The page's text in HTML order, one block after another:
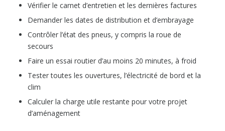
Vérifier le carnet d’entretien et les dernières factures
Demander les dates de distribution et d’embrayage
Contrôler l’état des pneus, y compris la roue de
secours
Faire un essai routier d’au moins 20 minutes, à froid
Tester toutes les ouvertures, l’électricité de bord et la
clim
Calculer la charge utile restante pour votre projet
d’aménagement